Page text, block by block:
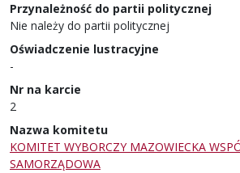
Przynależność do partii politycznej
Nie należy do partii politycznej
Oświadczenie lustracyjne
-
Nr na karcie
2
Nazwa komitetu
KOMITET WYBORCZY MAZOWIECKA
SAMORZĄDOWA